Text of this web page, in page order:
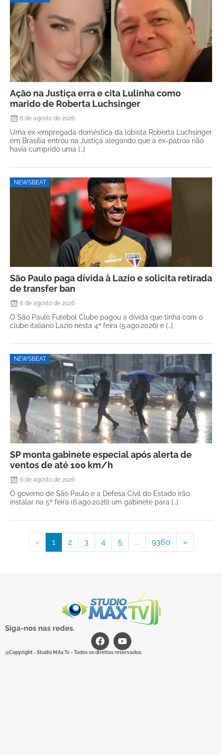
Ação na Justiça erra e cita Lulinha como
marido de Roberta Luchsinger
6 de agosto de 2026
Uma ex-empregada doméstica da lobista Roberta Luchsinger
em Brasília entrou na Justiça alegando que a ex-patroa não
havia cumprido uma […]
NEWSBEAT
São Paulo paga dívida à Lazio e solicita retirada
de transfer ban
6 de agosto de 2026
O São Paulo Futebol Clube pagou a dívida que tinha com o
clube italiano Lazio nesta 4ª feira (5.ago.2026) e […]
NEWSBEAT
SP monta gabinete especial após alerta de
ventos de até 100 km/h
6 de agosto de 2026
O governo de São Paulo e a Defesa Civil do Estado irão
instalar na 5ª feira (6.ago.2026) um gabinete para […]
« 1 2 3 4 5 ... 9360 »
Siga-nos nas redes.
@Copyright - Studio MAx Tv - Todos os direitos reservados.